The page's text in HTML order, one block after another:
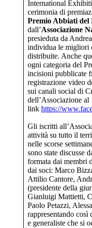
International
cerimonia di
Premio Abbiati del
dall’Associazione
presieduta da
individua le migliori
distribuite. Anche
ogni categoria del
incisioni pubblicate
registrazione video
sui canali social di
dell’Associazione al
link https://
Gli iscritti
attività su tutto il
nelle scorse
sono state discusse
formata dai membri
dai soci: Marco
Attilio Cantore,
(presidente della
Gianluigi Mattietti,
Paolo Petazzi,
rappresentando così
e generaliste che si